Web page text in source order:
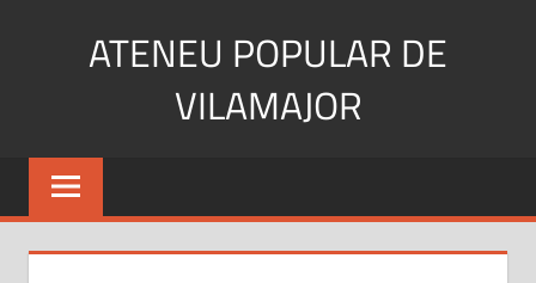
ATENEU POPULAR DE
VILAMAJOR